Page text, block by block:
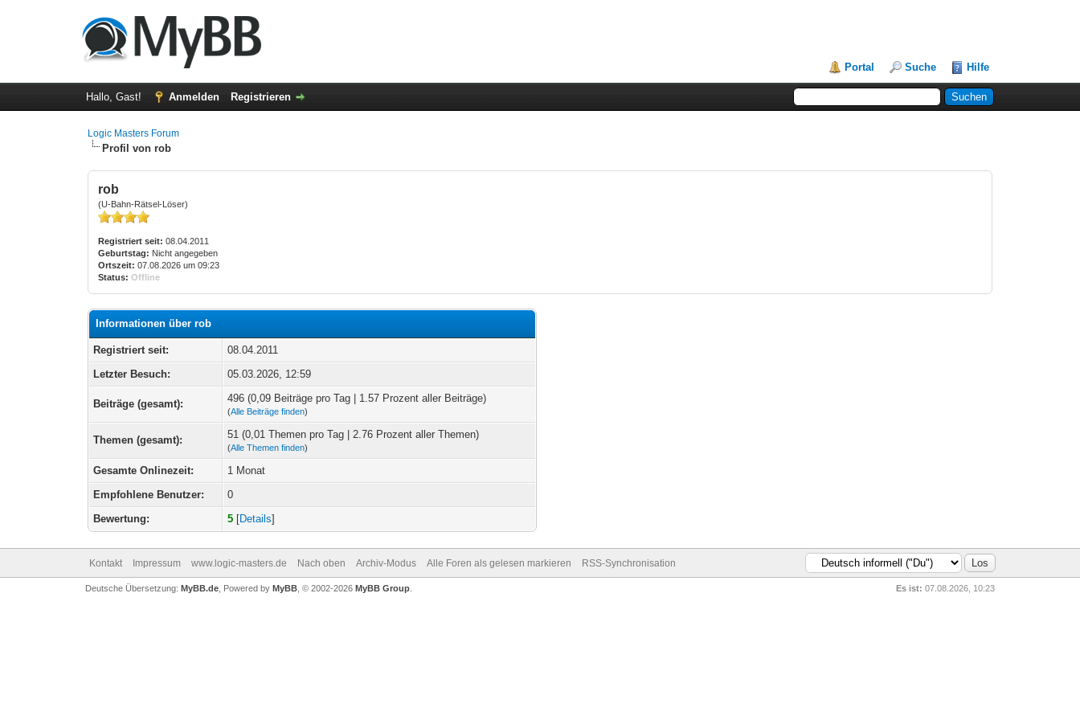
Portal Suche Hilfe
Hallo, Gast! Anmelden Registrieren
Logic Masters Forum
Profil von rob
rob
(U-Bahn-Rätsel-Löser)
Registriert seit: 08.04.2011
Geburtstag: Nicht angegeben
Ortszeit: 07.08.2026 um 09:23
Status: Offline
Informationen über rob
Registriert seit:
08.04.2011
Letzter Besuch:
05.03.2026, 12:59
Beiträge (gesamt): 496 (0,09 Beiträge pro Tag | 1.57 Prozent aller Beiträge)
(Alle Beiträge finden)
Themen (gesamt): 51 (0,01 Themen pro Tag | 2.76 Prozent aller Themen)
(Alle Themen finden)
Gesamte Onlinezeit:
1 Monat
Empfohlene Benutzer:
0
Bewertung:
5 [Details]
Kontakt Impressum www.logic-masters.de Nach oben Archiv-Modus Alle Foren als gelesen markieren RSS-Synchronisation
Es ist: 07.08.2026, 10:23
Deutsche Übersetzung: MyBB.de, Powered by MyBB, © 2002-2026 MyBB Group.